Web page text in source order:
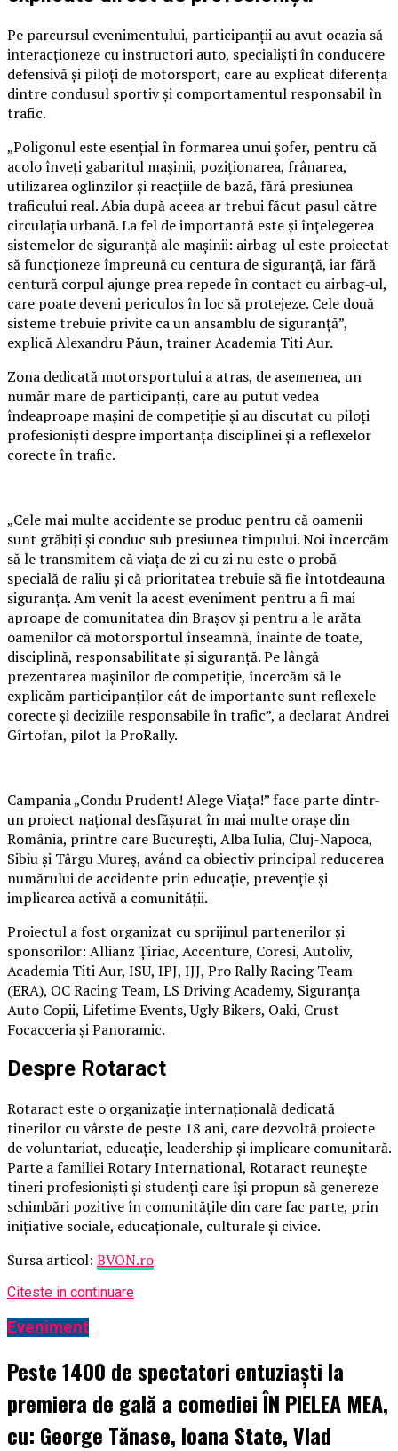
Pe parcursul evenimentului, participanții au avut ocazia să
interacționeze cu instructori auto, specialiști în conducere
defensivă și piloți de motorsport, care au explicat diferența
dintre condusul sportiv și comportamentul responsabil în
trafic.
„Poligonul este esențial în formarea unui șofer, pentru că
acolo înveți gabaritul mașinii, poziționarea, frânarea,
utilizarea oglinzilor și reacțiile de bază, fără presiunea
traficului real. Abia după aceea ar trebui făcut pasul către
circulația urbană. La fel de importantă este și înțelegerea
sistemelor de siguranță ale mașinii: airbag-ul este proiectat
să funcționeze împreună cu centura de siguranță, iar fără
centură corpul ajunge prea repede în contact cu airbag-ul,
care poate deveni periculos în loc să protejeze. Cele două
sisteme trebuie privite ca un ansamblu de siguranță”,
explică Alexandru Păun, trainer Academia Titi Aur.
Zona dedicată motorsportului a atras, de asemenea, un
număr mare de participanți, care au putut vedea
îndeaproape mașini de competiție și au discutat cu piloți
profesioniști despre importanța disciplinei și a reflexelor
corecte în trafic.
„Cele mai multe accidente se produc pentru că oamenii
sunt grăbiți și conduc sub presiunea timpului. Noi încercăm
să le transmitem că viața de zi cu zi nu este o probă
specială de raliu și că prioritatea trebuie să fie întotdeauna
siguranța. Am venit la acest eveniment pentru a fi mai
aproape de comunitatea din Brașov și pentru a le arăta
oamenilor că motorsportul înseamnă, înainte de toate,
disciplină, responsabilitate și siguranță. Pe lângă
prezentarea mașinilor de competiție, încercăm să le
explicăm participanților cât de importante sunt reflexele
corecte și deciziile responsabile în trafic”, a declarat Andrei
Gîrtofan, pilot la ProRally.
Campania „Condu Prudent! Alege Viața!” face parte dintr-
un proiect național desfășurat în mai multe orașe din
România, printre care București, Alba Iulia, Cluj-Napoca,
Sibiu și Târgu Mureș, având ca obiectiv principal reducerea
numărului de accidente prin educație, prevenție și
implicarea activă a comunității.
Proiectul a fost organizat cu sprijinul partenerilor și
sponsorilor: Allianz Țiriac, Accenture, Coresi, Autoliv,
Academia Titi Aur, ISU, IPJ, IJJ, Pro Rally Racing Team
(ERA), OC Racing Team, LS Driving Academy, Siguranța
Auto Copii, Lifetime Events, Ugly Bikers, Oaki, Crust
Focacceria și Panoramic.
Despre Rotaract
Rotaract este o organizație internațională dedicată
tinerilor cu vârste de peste 18 ani, care dezvoltă proiecte
de voluntariat, educație, leadership și implicare comunitară.
Parte a familiei Rotary International, Rotaract reunește
tineri profesioniști și studenți care își propun să genereze
schimbări pozitive în comunitățile din care fac parte, prin
inițiative sociale, educaționale, culturale și civice.
Sursa articol: BVON.ro
Citeste in continuare
Eveniment
Peste 1400 de spectatori entuziaști la
premiera de gală a comediei ÎN PIELEA MEA,
cu: George Tănase, Ioana State, Vlad